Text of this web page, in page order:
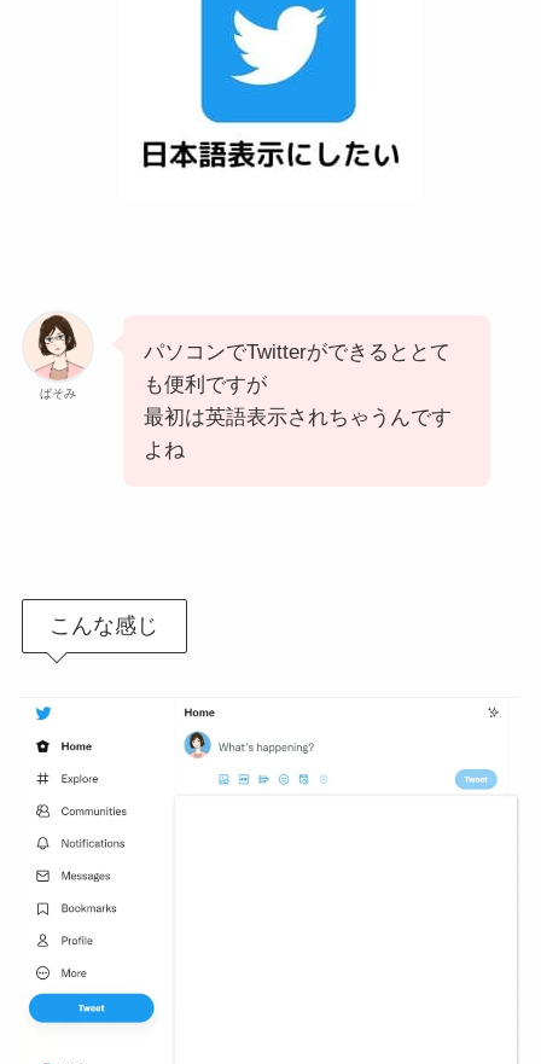
ぱそみ
パソコンでTwitterができるととて
も便利ですが
最初は英語表示されちゃうんです
よね
こんな感じ